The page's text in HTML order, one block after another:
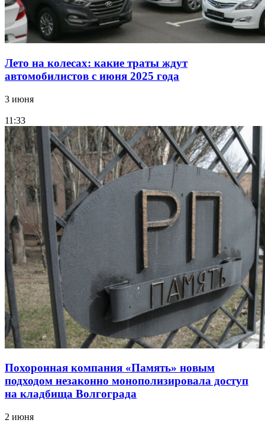
Лето на колесах: какие траты ждут
автомобилистов с июня 2025 года
3 июня
11:33
Похоронная компания «Память» новым
подходом незаконно монополизировала доступ
на кладбища Волгограда
2 июня